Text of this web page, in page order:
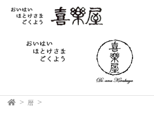
暦